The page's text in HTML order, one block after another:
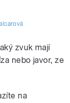
zvuk mají
nebo javor, ze
na